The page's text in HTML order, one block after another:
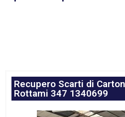
Recupero Scarti di
Rottami 347 1340699